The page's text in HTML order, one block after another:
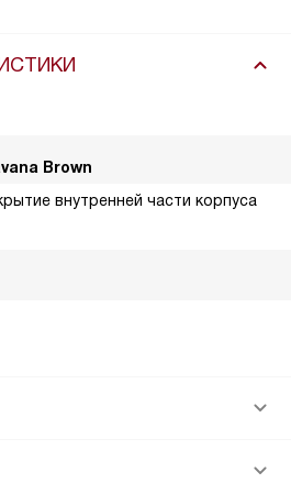
Brown
внутренней части корпуса